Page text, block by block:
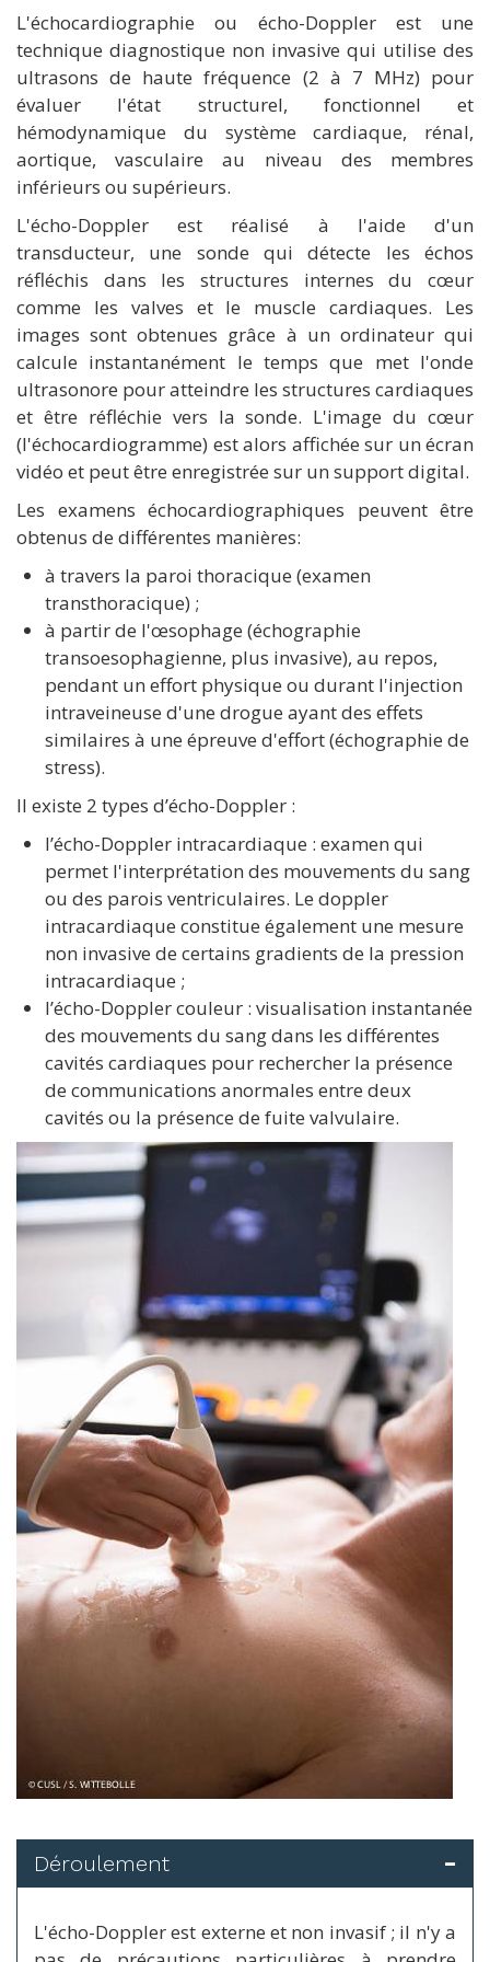
L'échocardiographie ou écho-Doppler est une
technique diagnostique non invasive qui utilise des
ultrasons de haute fréquence (2 à 7 MHz) pour
évaluer l'état structurel, fonctionnel et
hémodynamique du système cardiaque, rénal,
aortique, vasculaire au niveau des membres
inférieurs ou supérieurs.
L'écho-Doppler est réalisé à l'aide d'un
transducteur, une sonde qui détecte les échos
réfléchis dans les structures internes du cœur
comme les valves et le muscle cardiaques. Les
images sont obtenues grâce à un ordinateur qui
calcule instantanément le temps que met l'onde
ultrasonore pour atteindre les structures cardiaques
et être réfléchie vers la sonde. L'image du cœur
(l'échocardiogramme) est alors affichée sur un écran
vidéo et peut être enregistrée sur un support digital.
Les examens échocardiographiques peuvent être
obtenus de différentes manières:
à travers la paroi thoracique (examen
transthoracique) ;
à partir de l'œsophage (échographie
transoesophagienne, plus invasive), au repos,
pendant un effort physique ou durant l'injection
intraveineuse d'une drogue ayant des effets
similaires à une épreuve d'effort (échographie de
stress).
Il existe 2 types d’écho-Doppler :
l’écho-Doppler intracardiaque : examen qui
permet l'interprétation des mouvements du sang
ou des parois ventriculaires. Le doppler
intracardiaque constitue également une mesure
non invasive de certains gradients de la pression
intracardiaque ;
l’écho-Doppler couleur : visualisation instantanée
des mouvements du sang dans les différentes
cavités cardiaques pour rechercher la présence
de communications anormales entre deux
cavités ou la présence de fuite valvulaire.
Déroulement
L'écho-Doppler est externe et non invasif ; il n'y a